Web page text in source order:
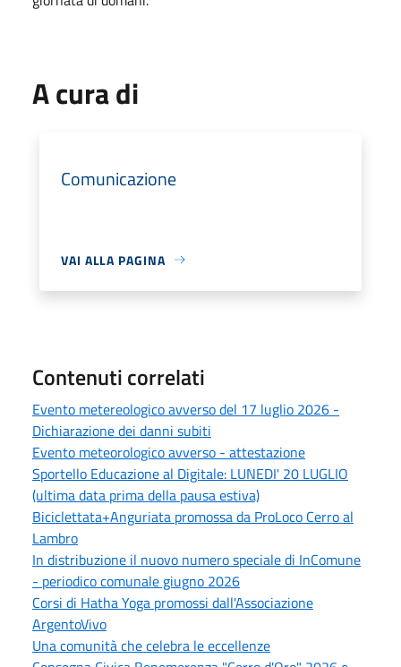
A cura di
Comunicazione
VAI ALLA PAGINA
Contenuti correlati
Evento metereologico avverso del 17 luglio 2026 -
Dichiarazione dei danni subiti
Evento meteorologico avverso - attestazione
Sportello Educazione al Digitale: LUNEDI' 20 LUGLIO
(ultima data prima della pausa estiva)
Biciclettata+Anguriata promossa da ProLoco Cerro al
Lambro
In distribuzione il nuovo numero speciale di InComune
- periodico comunale giugno 2026
Corsi di Hatha Yoga promossi dall'Associazione
ArgentoVivo
Una comunità che celebra le eccellenze